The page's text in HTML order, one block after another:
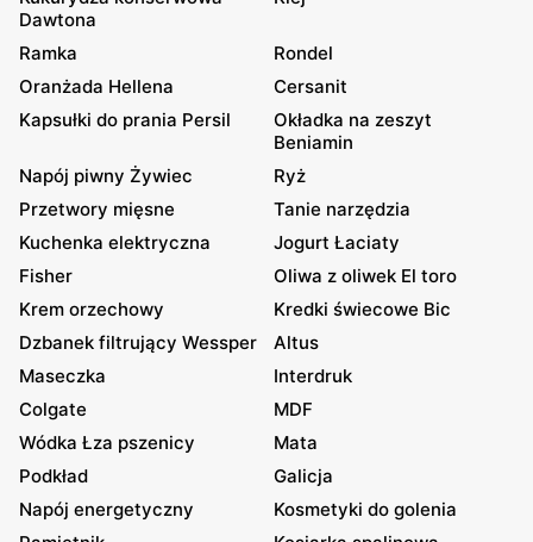
Dawtona
Ramka
Rondel
Oranżada Hellena
Cersanit
Kapsułki do prania Persil
Okładka na zeszyt
Beniamin
Napój piwny Żywiec
Ryż
Przetwory mięsne
Tanie narzędzia
Kuchenka elektryczna
Jogurt Łaciaty
Fisher
Oliwa z oliwek El toro
Krem orzechowy
Kredki świecowe Bic
Dzbanek filtrujący Wessper
Altus
Maseczka
Interdruk
Colgate
MDF
Wódka Łza pszenicy
Mata
Podkład
Galicja
Napój energetyczny
Kosmetyki do golenia